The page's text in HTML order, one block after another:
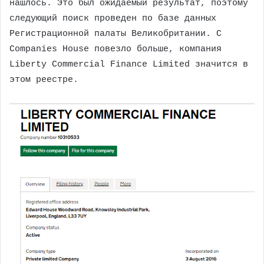
нашлось. Это был ожидаемый результат, поэтому
следующий поиск проведен по базе данных
Регистрационной палаты Великобритании. С
Companies House повезло больше, компания
Liberty Commercial Finance Limited значится в
этом реестре.